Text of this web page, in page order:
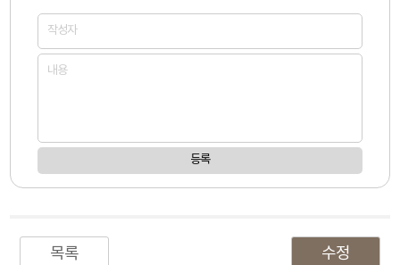
등록
목록 수정